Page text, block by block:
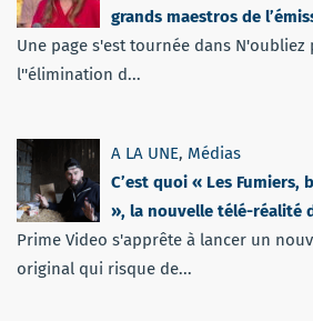
grands maestros de
Une page s'est tournée dans N'oubliez
l''élimination d...
A LA UNE, Médias
C’est quoi « Les Fumiers,
», la nouvelle télé-réalité
Prime Video s'apprête à lancer un
original qui risque de...